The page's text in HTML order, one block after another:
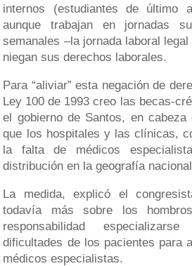
internos (estudiantes de último
aunque trabajan en jornadas
semanales –la jornada laboral
niegan sus derechos laborales.
Para “aliviar” esta negación de
Ley 100 de 1993 creo las becas-
el gobierno de Santos, en
que los hospitales y las clínicas,
la falta de médicos
distribución en la geografía
La medida, explicó el
todavía más sobre los
responsabilidad
dificultades de los pacientes para
médicos especialistas.